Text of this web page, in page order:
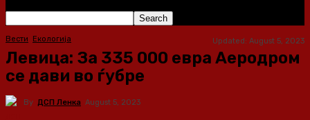
Вести Екологија Updated: August 5, 2023
Левица: За 335 000 евра Аеродром
се дави во ѓубре
By ДСП Ленка August 5, 2023